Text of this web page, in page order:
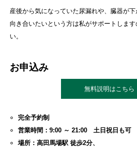
産後から気になっていた尿漏れや、臓器が
向き合いたいという方は私がサポートしま
い。
お申込み
無料説明はこちら
完全予約制
営業時間：9:00 ～ 21:00 土日祝日も可
場所：高田馬場駅 徒歩2分、